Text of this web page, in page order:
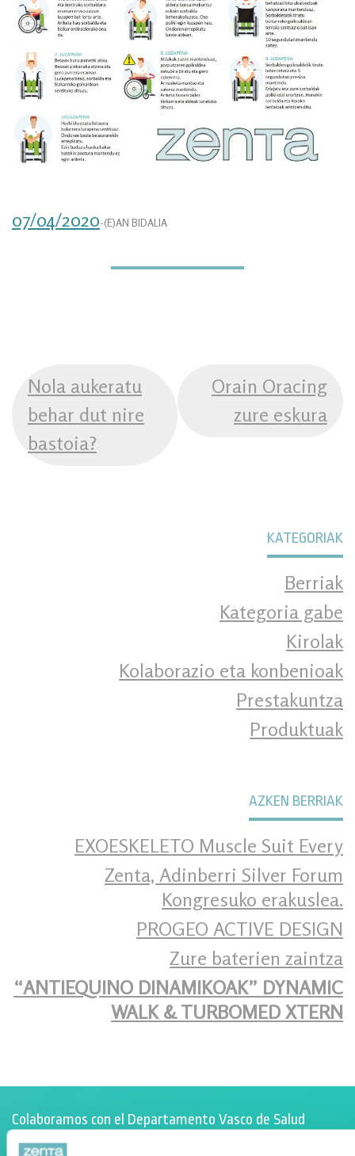
07/04/2020-(E)AN BIDALIA
POST
NAVIGATION
Nola aukeratu
behar dut nire
bastoia?
Orain Oracing
zure eskura
KATEGORIAK
Berriak
Kategoria gabe
Kirolak
Kolaborazio eta konbenioak
Prestakuntza
Produktuak
AZKEN BERRIAK
EXOESKELETO Muscle Suit Every
Zenta, Adinberri Silver Forum
Kongresuko erakuslea.
PROGEO ACTIVE DESIGN
Zure baterien zaintza
“ANTIEQUINO DINAMIKOAK” DYNAMIC
WALK & TURBOMED XTERN
Colaboramos con el Departamento Vasco de Salud